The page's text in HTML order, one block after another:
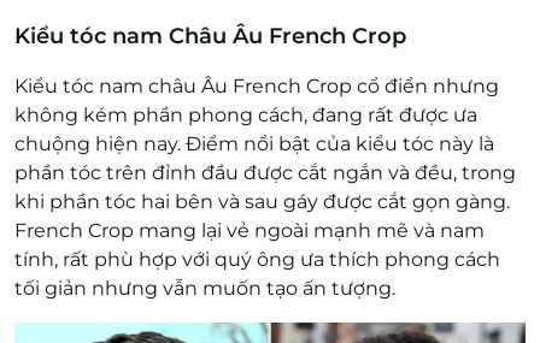
Kiểu tóc nam Châu Âu French Crop
Kiểu tóc nam châu Âu French Crop cổ điển nhưng
không kém phần phong cách, đang rất được ưa
chuộng hiện nay. Điểm nổi bật của kiểu tóc này là
phần tóc trên đỉnh đầu được cắt ngắn và đều, trong
khi phần tóc hai bên và sau gáy được cắt gọn gàng.
French Crop mang lại vẻ ngoài mạnh mẽ và nam
tính, rất phù hợp với quý ông ưa thích phong cách
tối giản nhưng vẫn muốn tạo ấn tượng.